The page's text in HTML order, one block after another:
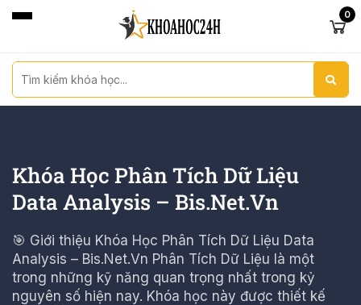
0
Khóa Học Phân Tích Dữ Liệu
Data Analysis – Bis.Net.Vn
🎯 Giới thiệu Khóa Học Phân Tích Dữ Liệu Data
Analysis – Bis.Net.Vn Phân Tích Dữ Liệu là một
trong những kỹ năng quan trọng nhất trong kỷ
nguyên số hiện nay. Khóa học này được thiết kế